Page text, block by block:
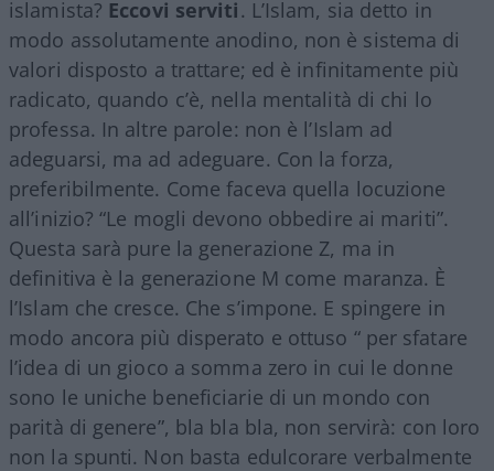
islamista? Eccovi serviti. L’Islam, sia detto in
modo assolutamente anodino, non è sistema di
valori disposto a trattare; ed è infinitamente più
radicato, quando c’è, nella mentalità di chi lo
professa. In altre parole: non è l’Islam ad
adeguarsi, ma ad adeguare. Con la forza,
preferibilmente. Come faceva quella locuzione
all’inizio? “Le mogli devono obbedire ai mariti”.
Questa sarà pure la generazione Z, ma in
definitiva è la generazione M come maranza. È
l’Islam che cresce. Che s’impone. E spingere in
modo ancora più disperato e ottuso “ per sfatare
l’idea di un gioco a somma zero in cui le donne
sono le uniche beneficiarie di un mondo con
parità di genere”, bla bla bla, non servirà: con loro
non la spunti. Non basta edulcorare verbalmente